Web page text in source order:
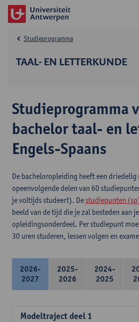
TAAL- EN LETTERKUNDE
Studieprogramma
Studieprogramma
bachelor taal- en
Engels-Spaans
De bacheloropleiding heeft een
opeenvolgende delen van 60
je voltijds studeert). De studiepunten
beeld van de tijd die je zal besteden aan
opleidingsonderdeel. Per studiepunt
30 uren studeren, lessen volgen en
2026-
2027
2025-
2026
2024-
2025
Modeltraject deel 1